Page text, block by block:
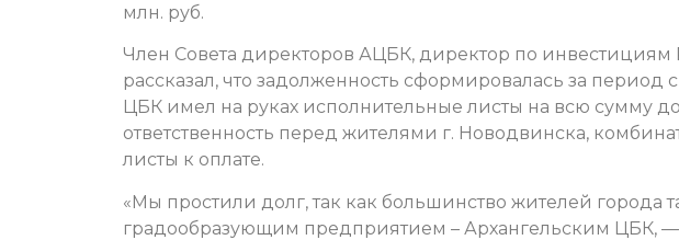
млн. руб.
Член Совета директоров АЦБК, директор по
рассказал, что задолженность сформировалась за период
ЦБК имел на руках исполнительные листы на всю сумму
ответственность перед жителями г. Новодвинска,
листы к оплате.
«Мы простили долг, так как большинство жителей города
градообразующим предприятием – Архангельским ЦБК,